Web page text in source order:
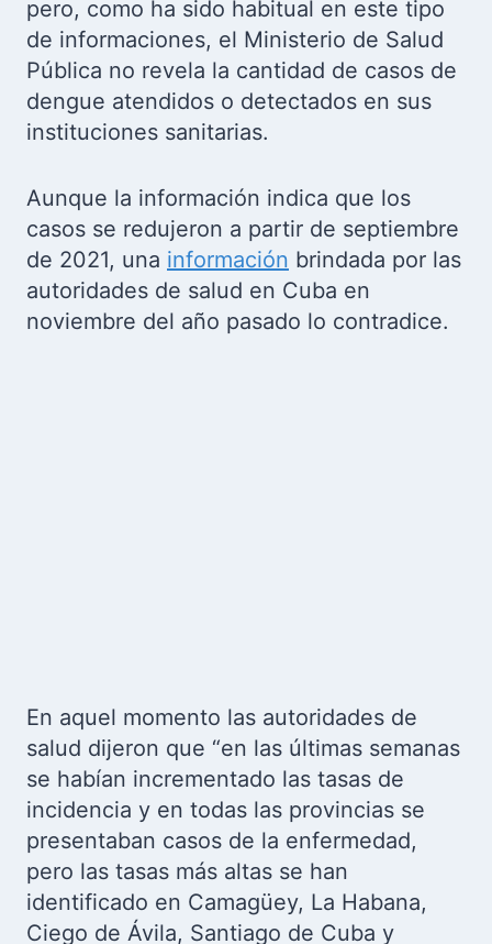
pero, como ha sido habitual en este tipo
de informaciones, el Ministerio de Salud
Pública no revela la cantidad de casos de
dengue atendidos o detectados en sus
instituciones sanitarias.
Aunque la información indica que los
casos se redujeron a partir de septiembre
de 2021, una información brindada por las
autoridades de salud en Cuba en
noviembre del año pasado lo contradice.
En aquel momento las autoridades de
salud dijeron que “en las últimas semanas
se habían incrementado las tasas de
incidencia y en todas las provincias se
presentaban casos de la enfermedad,
pero las tasas más altas se han
identificado en Camagüey, La Habana,
Ciego de Ávila, Santiago de Cuba y